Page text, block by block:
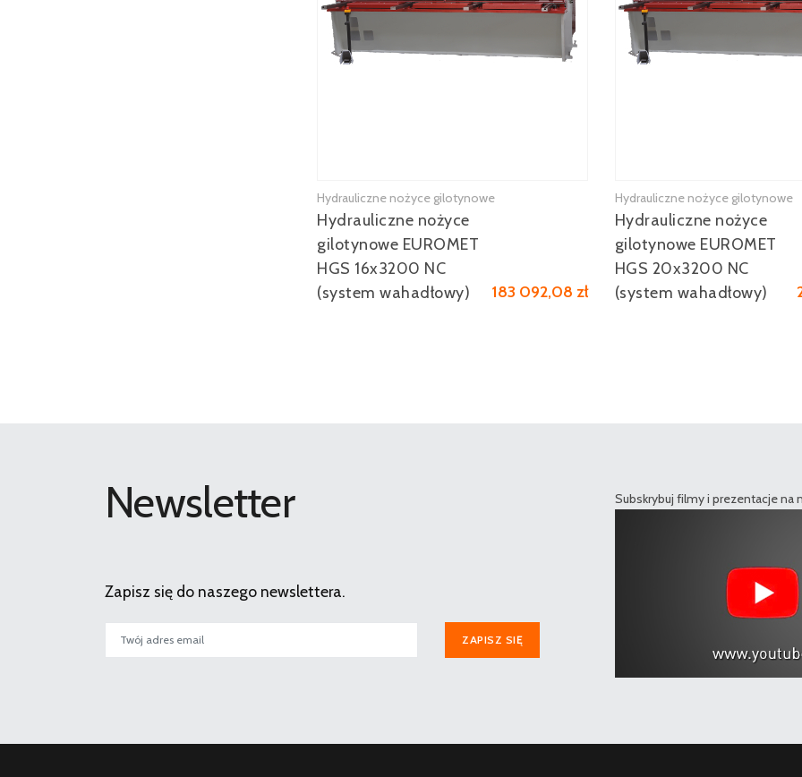
Hydrauliczne nożyce gilotynowe
Hydrauliczne nożyce
gilotynowe EUROMET
HGS 16x3200 NC
(system wahadłowy)
183 092,08 zł
Hydrauliczne nożyce gilotynowe
Hydrauliczne nożyce
gilotynowe EUROMET
HGS 20x3200 NC
(system wahadłowy)
Newsletter
Zapisz się do naszego newslettera.
ZAPISZ SIĘ
Subskrybuj filmy i prezentacje na